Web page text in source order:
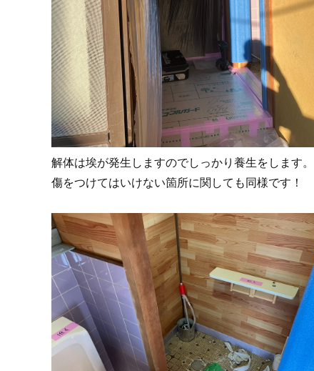
解体は埃が発生しますのでしっかり養生をします。
傷をつけてはいけない箇所に関しても同様です！